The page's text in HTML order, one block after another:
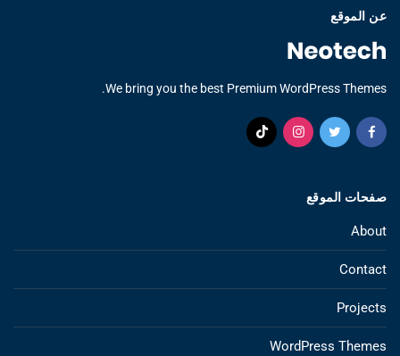
عن الموقع
We bring you the best Premium WordPress Themes.
صفحات الموقع
About
Contact
Projects
WordPress Themes